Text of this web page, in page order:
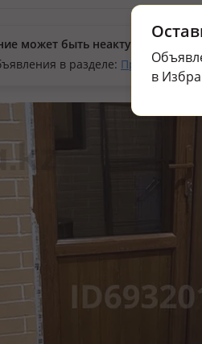
в
может быть неактуальным.
в разделе: Продажа